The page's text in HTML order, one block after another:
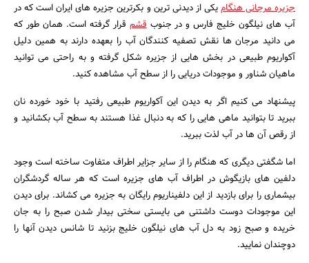
جزیره مرجانی هنگامیکی از دیدنی ترین و بکرترین جزیره های ایران است که در
آب های نیلگون خلیج فارس و در جنوبقشم قرار گرفته است. همان طور که
می دانید مرجان ها نقش تصفیه کنندگان آب را بعهده دارند به همین دلیل
آکواریوم طبیعی در بخش هایی از جزیره شکل گرفته و به راحتی می توانید
ماهیان شناور و موجودات دریایی را از سطح آب مشاهده کنید.
پیشنهاد می کنیم اگر به دیدن این آکواریوم طبیعی رفتید با خود خورده نان
ببرید تا بتوانید ماهی هایی را که به دنبال غذا هستند به سطح آب بکشانید و
از رقص آن ها در آب لذت ببرید.
اما شگفتی دیگری که هنگام را از سایر جزایر اطراف متفاوت ساخته است وجود
دلفین های بازیگوش در اطراف آب های جزیره است که هر ساله گردشگران
بیشماری را برای بازدید از این دلفیناریوم رایگان به جزیره می کشاند. برای دیدن
این موجودات دوست داشتنی می بایستی سختی بیدار شدن صبح را به جان
خریده و صبح زود به دل آب های نیلگون خلیج بزنید تا شانس دیدن آنها را
دوچندان نمایید.